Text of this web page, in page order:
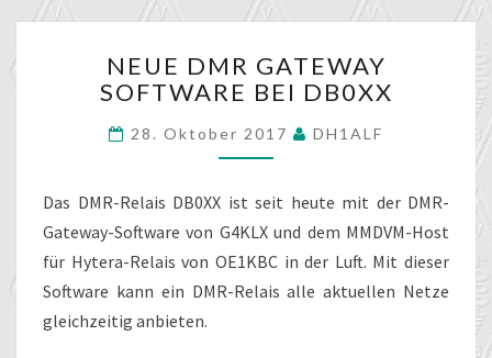
DMR
GATEWAY
BEI
DB0XX
NEUE DMR GATEWAY
SOFTWARE BEI DB0XX
28. Oktober 2017 DH1ALF
Das DMR-Relais DB0XX ist seit heute mit der DMR-
Gateway-Software von G4KLX und dem MMDVM-Host
für Hytera-Relais von OE1KBC in der Luft. Mit dieser
Software kann ein DMR-Relais alle aktuellen Netze
gleichzeitig anbieten.